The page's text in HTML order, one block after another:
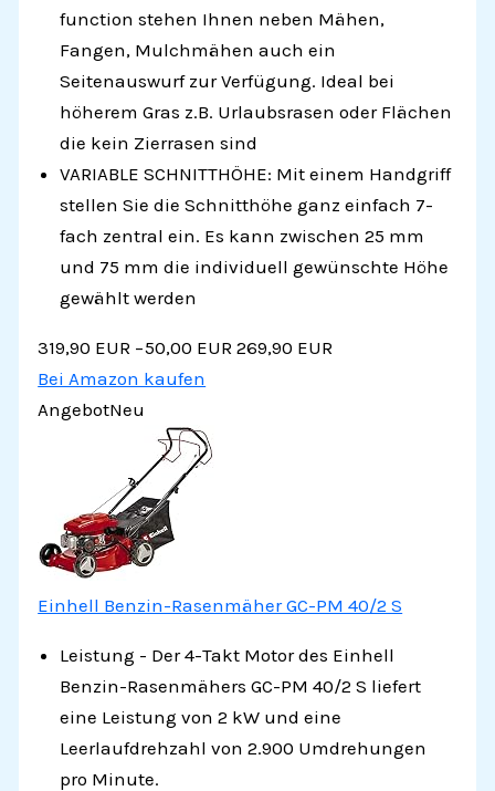
function stehen Ihnen neben Mähen,
Fangen, Mulchmähen auch ein
Seitenauswurf zur Verfügung. Ideal bei
höherem Gras z.B. Urlaubsrasen oder Flächen
die kein Zierrasen sind
VARIABLE SCHNITTHÖHE: Mit einem Handgriff
stellen Sie die Schnitthöhe ganz einfach 7-
fach zentral ein. Es kann zwischen 25 mm
und 75 mm die individuell gewünschte Höhe
gewählt werden
319,90 EUR −50,00 EUR 269,90 EUR
Bei Amazon kaufen
AngebotNeu
Einhell Benzin-Rasenmäher GC-PM 40/2 S
Leistung - Der 4-Takt Motor des Einhell
Benzin-Rasenmähers GC-PM 40/2 S liefert
eine Leistung von 2 kW und eine
Leerlaufdrehzahl von 2.900 Umdrehungen
pro Minute.